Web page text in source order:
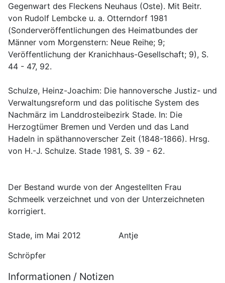
Gegenwart des Fleckens Neuhaus (Oste). Mit Beitr.
von Rudolf Lembcke u. a. Otterndorf 1981
(Sonderveröffentlichungen des Heimatbundes der
Männer vom Morgenstern: Neue Reihe; 9;
Veröffentlichung der Kranichhaus-Gesellschaft; 9), S.
44 - 47, 92.
Schulze, Heinz-Joachim: Die hannoversche Justiz- und
Verwaltungsreform und das politische System des
Nachmärz im Landdrosteibezirk Stade. In: Die
Herzogtümer Bremen und Verden und das Land
Hadeln in späthannoverscher Zeit (1848-1866). Hrsg.
von H.-J. Schulze. Stade 1981, S. 39 - 62.
Der Bestand wurde von der Angestellten Frau
Schmeelk verzeichnet und von der Unterzeichneten
korrigiert.
Stade, im Mai 2012               Antje
Schröpfer
Informationen / Notizen